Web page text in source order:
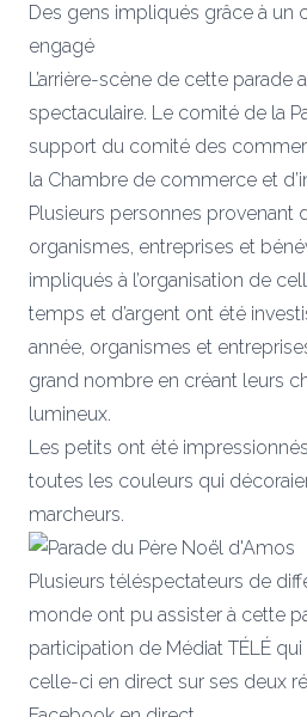
Des gens impliqués grâce à un
engagé
L’arrière-scène de cette parade
spectaculaire. Le comité de la
support du comité des
la Chambre de commerce et
Plusieurs personnes provenant
organismes, entreprises et
impliqués à l’organisation de
temps et d’argent ont été
année, organismes et
grand nombre en créant leurs
lumineux.
Les petits ont été
toutes les couleurs qui
marcheurs.
Plusieurs téléspectateurs de
monde ont pu assister à cette
participation de Médiat TÉLÉ
celle-ci en direct sur ses deux